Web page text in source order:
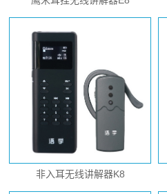
非入耳无线讲解器K8